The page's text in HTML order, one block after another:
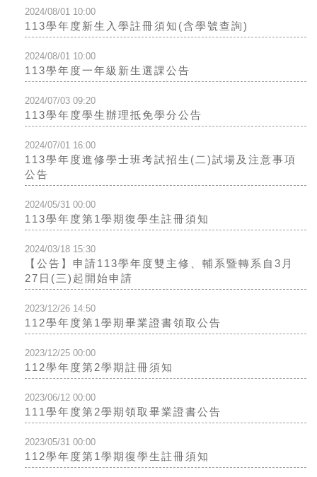
2024/08/01 10:00
113學年度新生入學註冊須知(含學號查詢)
2024/08/01 10:00
113學年度一年級新生選課公告
2024/07/03 09:20
113學年度學生辦理抵免學分公告
2024/07/01 16:00
113學年度進修學士班考試招生(二)試場及注意事項
公告
2024/05/31 00:00
113學年度第1學期復學生註冊須知
2024/03/18 15:30
【公告】申請113學年度雙主修、輔系暨轉系自3月
27日(三)起開始申請
2023/12/26 14:50
112學年度第1學期畢業證書領取公告
2023/12/25 00:00
112學年度第2學期註冊須知
2023/06/12 00:00
111學年度第2學期領取畢業證書公告
2023/05/31 00:00
112學年度第1學期復學生註冊須知